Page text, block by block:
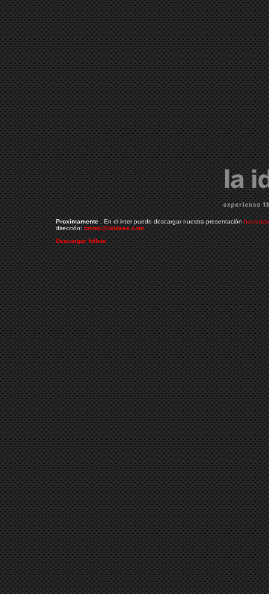
Proximamente. En el inter puede descargar nuestra presentación
dirección:toctoc@laideae.com
Descargar folleto